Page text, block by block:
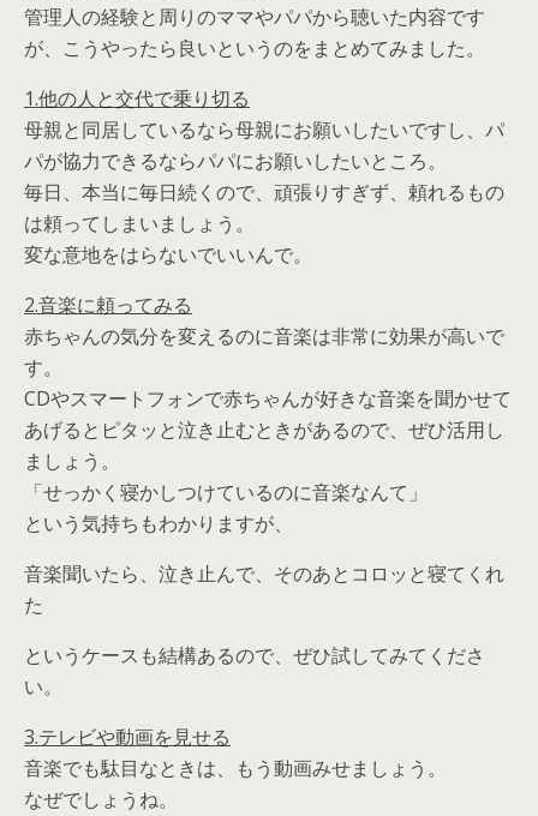
管理人の経験と周りのママやパパから聴いた内容です
が、こうやったら良いというのをまとめてみました。
1.他の人と交代で乗り切る
母親と同居しているなら母親にお願いしたいですし、パ
パが協力できるならパパにお願いしたいところ。
毎日、本当に毎日続くので、頑張りすぎず、頼れるもの
は頼ってしまいましょう。
変な意地をはらないでいいんで。
2.音楽に頼ってみる
赤ちゃんの気分を変えるのに音楽は非常に効果が高いで
す。
CDやスマートフォンで赤ちゃんが好きな音楽を聞かせて
あげるとピタッと泣き止むときがあるので、ぜひ活用し
ましょう。
「せっかく寝かしつけているのに音楽なんて」
という気持ちもわかりますが、
音楽聞いたら、泣き止んで、そのあとコロッと寝てくれ
た
というケースも結構あるので、ぜひ試してみてくださ
い。
3.テレビや動画を見せる
音楽でも駄目なときは、もう動画みせましょう。
なぜでしょうね。